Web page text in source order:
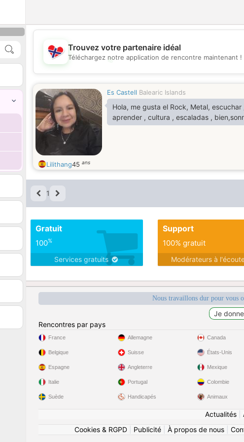
💖
Trouvez votre partenaire idéal
Téléchargez notre application de rencontre maintenant !
Es Castell Balearic Islands
Hola, me gusta el Rock, Metal, escuchar
aprender , cultura , escaladas ,
Lilithang45 ans
1
Gratuit
100%
Services gratuits
Support
100% gratuit
Modérateurs à
Nous travaillons dur pour vous
Rencontres par pays
France
Belgique
Espagne
Italie
Suède
Allemagne
Suisse
Angleterre
Portugal
Handicapés
Canada
États-Unis
Mexique
Colombie
Animaux
Actualités|
Cookies & RGPD| Publicité| À propos de nous|